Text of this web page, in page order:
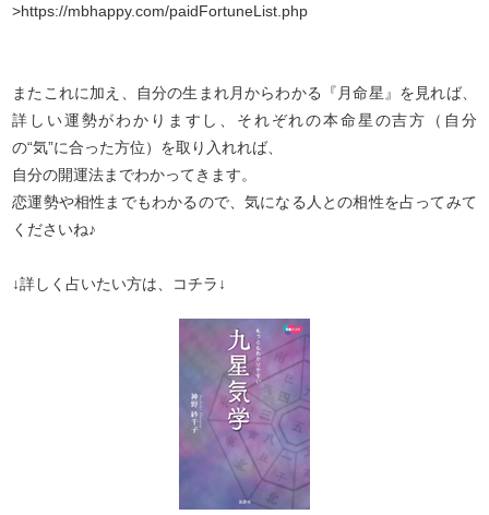
>https://mbhappy.com/paidFortuneList.php
またこれに加え、自分の生まれ月からわかる『月命星』を見れば、
詳しい運勢がわかりますし、それぞれの本命星の吉方（自分
の“気”に合った方位）を取り入れれば、
自分の開運法までわかってきます。
恋運勢や相性までもわかるので、気になる人との相性を占ってみて
くださいね♪
↓詳しく占いたい方は、コチラ↓